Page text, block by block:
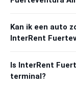
Kan ik een auto
InterRent
Is InterRent
terminal?